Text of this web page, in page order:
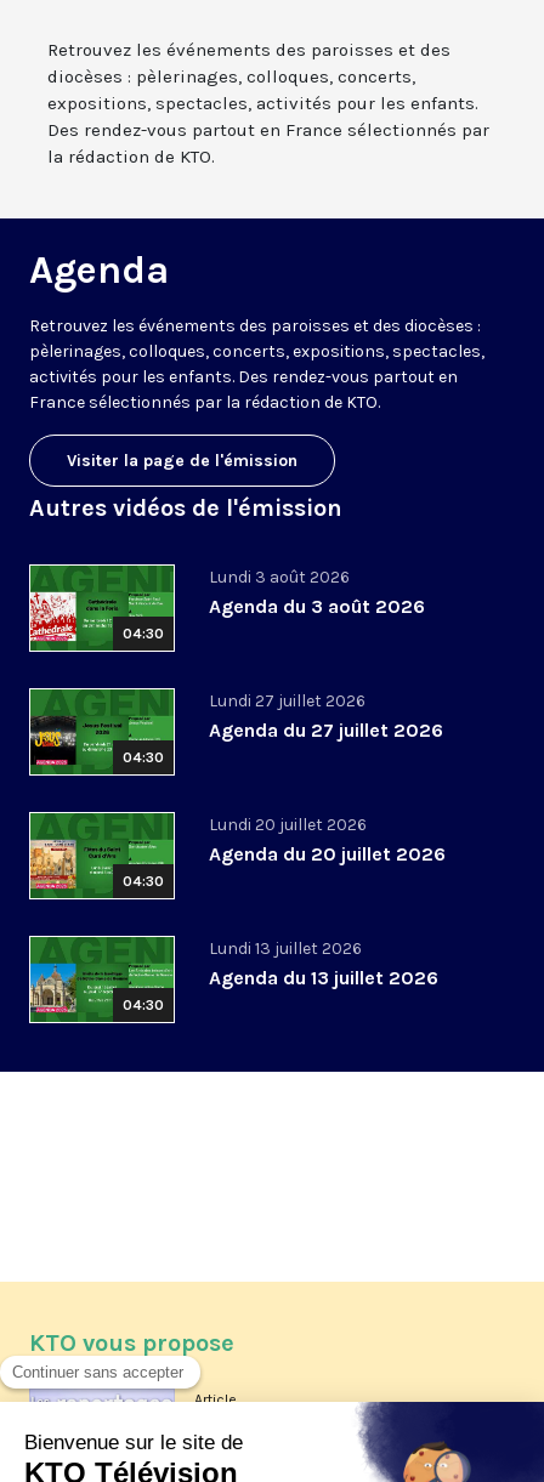
Retrouvez les événements des paroisses et des
diocèses : pèlerinages, colloques, concerts,
expositions, spectacles, activités pour les enfants.
Des rendez-vous partout en France sélectionnés par
la rédaction de KTO.
Agenda
Retrouvez les événements des paroisses et des diocèses :
pèlerinages, colloques, concerts, expositions, spectacles,
activités pour les enfants. Des rendez-vous partout en
France sélectionnés par la rédaction de KTO.
Visiter la page de l'émission
Autres vidéos de l'émission
04:30
Lundi 3 août 2026
Agenda du 3 août 2026
04:30
Lundi 27 juillet 2026
Agenda du 27 juillet 2026
04:30
Lundi 20 juillet 2026
Agenda du 20 juillet 2026
04:30
Lundi 13 juillet 2026
Agenda du 13 juillet 2026
KTO vous propose
Article
Les reportages d'été 2026 de KTO